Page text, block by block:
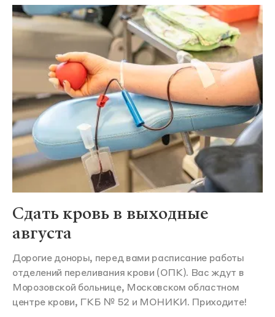
Сдать кровь в выходные
августа
Дорогие доноры, перед вами расписание работы
отделений переливания крови (ОПК). Вас ждут в
Морозовской больнице, Московском областном
центре крови, ГКБ № 52 и МОНИКИ. Приходите!